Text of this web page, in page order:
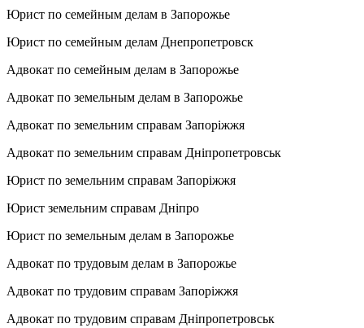
Юрист по семейным делам в Запорожье
Юрист по семейным делам Днепропетровск
Адвокат по семейным делам в Запорожье
Адвокат по земельным делам в Запорожье
Адвокат по земельним справам Запоріжжя
Адвокат по земельним справам Дніпропетровськ
Юрист по земельним справам Запоріжжя
Юрист земельним справам Дніпро
Юрист по земельным делам в Запорожье
Адвокат по трудовым делам в Запорожье
Адвокат по трудовим справам Запоріжжя
Адвокат по трудовим справам Дніпропетровськ